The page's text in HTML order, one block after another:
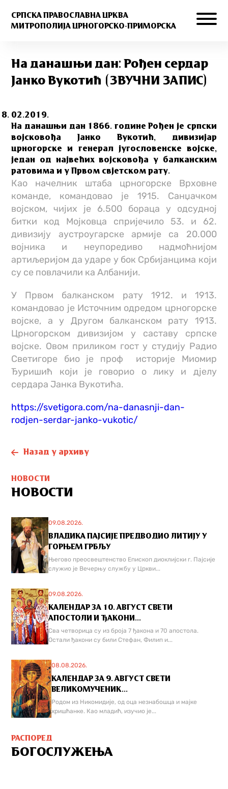
СРПСКА ПРАВОСЛАВНА ЦРКВА
МИТРОПОЛИЈА ЦРНОГОРСКО-ПРИМОРСКА
На данашњи дан: Рођен сердар
Јанко Вукотић (ЗВУЧНИ ЗАПИС)
02.2019.
На данашњи дан 1866. године Рођен је српски
војсковођа Јанко Вукотић, дивизијар
црногорске и генерал југословенске војске,
један од највећих војсковођа у балканским
ратовима и у Првом свјетском рату.
Као начелник штаба црногорске Врховне
команде, командовао је 1915. Санџачком
војском, чијих је 6.500 бораца у одсудној
битки код Мојковца спријечило 53. и 62.
дивизију аустроугарске армије са 20.000
војника и неупоредиво надмоћнијом
артиљеријом да ударе у бок Србијанцима који
су се повлачили ка Албанији.
У Првом балканском рату 1912. и 1913.
командовао је Источним одредом црногорске
војске, а у Другом балканском рату 1913.
Црногорском дивизијом у саставу српске
војске. Овом приликом гост у студију Радио
Светигоре био је проф историје Миомир
Ђуришић који је говорио о лику и дјелу
сердара Јанка Вукотића.
https://svetigora.com/na-danasnji-dan-
rodjen-serdar-janko-vukotic/
Назад у архиву
НОВОСТИ
НОВОСТИ
09.08.2026.
ВЛАДИКА ПАЈСИЈЕ ПРЕДВОДИО ЛИТИЈУ У
ГОРЊЕМ ГРБЉУ
Његово преосвештенство Епископ диоклијски г. Пајсије
служио је Вечерњу службу у Цркви...
09.08.2026.
КАЛЕНДАР ЗА 10. АВГУСТ СВЕТИ
АПОСТОЛИ И ЂАКОНИ...
Сва четворица су из броја 7 ђакона и 70 апостола.
Остали ђакони су били Стефан, Филип и...
08.08.2026.
КАЛЕНДАР ЗА 9. АВГУСТ СВЕТИ
ВЕЛИКОМУЧЕНИК...
Родом из Никомидије, од оца незнабошца и мајке
хришћанке. Као младић, изучио је...
РАСПОРЕД
БОГОСЛУЖЕЊА